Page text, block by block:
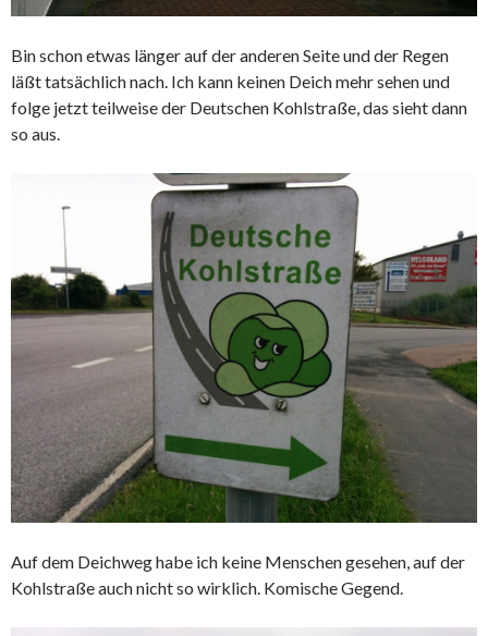
Bin schon etwas länger auf der anderen Seite und der Regen
läßt tatsächlich nach. Ich kann keinen Deich mehr sehen und
folge jetzt teilweise der Deutschen Kohlstraße, das sieht dann
so aus.
Auf dem Deichweg habe ich keine Menschen gesehen, auf der
Kohlstraße auch nicht so wirklich. Komische Gegend.